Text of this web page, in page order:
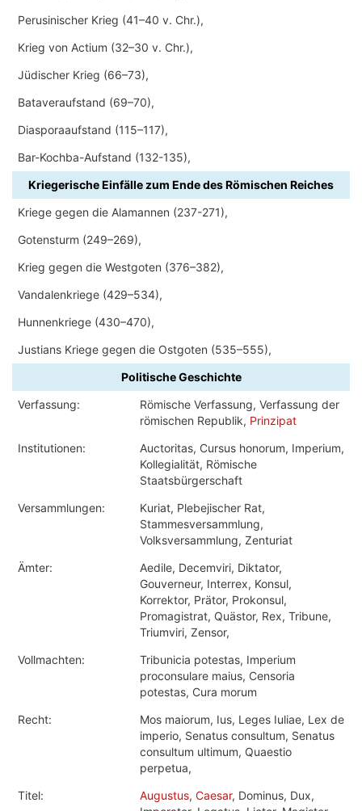
Perusinischer Krieg (41–40 v. Chr.),
Krieg von Actium (32–30 v. Chr.),
Jüdischer Krieg (66–73),
Bataveraufstand (69–70),
Diasporaaufstand (115–117),
Bar-Kochba-Aufstand (132-135),
Kriegerische Einfälle zum Ende des Römischen Reiches
Kriege gegen die Alamannen (237-271),
Gotensturm (249–269),
Krieg gegen die Westgoten (376–382),
Vandalenkriege (429–534),
Hunnenkriege (430–470),
Justians Kriege gegen die Ostgoten (535–555),
Politische Geschichte
Verfassung:
Römische Verfassung, Verfassung der
römischen Republik, Prinzipat
Institutionen:
Auctoritas, Cursus honorum, Imperium,
Kollegialität, Römische
Staatsbürgerschaft
Versammlungen:
Kuriat, Plebejischer Rat,
Stammesversammlung,
Volksversammlung, Zenturiat
Ämter:
Aedile, Decemviri, Diktator,
Gouverneur, Interrex, Konsul,
Korrektor, Prätor, Prokonsul,
Promagistrat, Quästor, Rex, Tribune,
Triumviri, Zensor,
Vollmachten:
Tribunicia potestas, Imperium
proconsulare maius, Censoria
potestas, Cura morum
Recht:
Mos maiorum, Ius, Leges Iuliae, Lex de
imperio, Senatus consultum, Senatus
consultum ultimum, Quaestio
perpetua,
Titel:
Augustus, Caesar, Dominus, Dux,